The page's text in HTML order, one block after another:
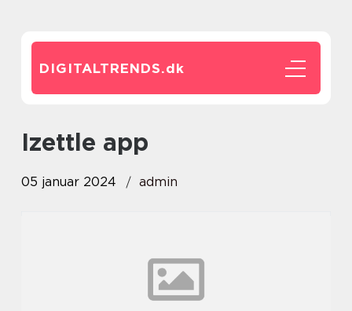
DIGITALTRENDS.dk
izettle app
05 januar 2024 admin